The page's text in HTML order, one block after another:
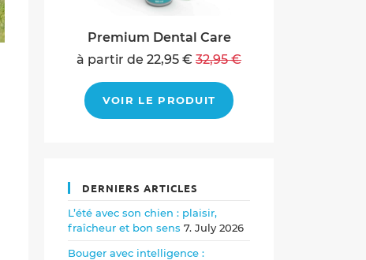
Premium Dental Care
à partir de 22,95 €32,95 €
VOIR LE PRODUIT
DERNIERS ARTICLES
L’été avec son chien : plaisir,
fraîcheur et bon sens 7. July 2026
Bouger avec intelligence :